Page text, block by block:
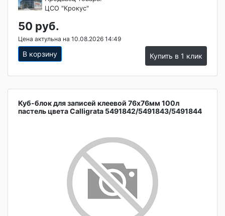
ЦСО "Крокус"
50 руб.
Цена актульна на 10.08.2026 14:49
В корзину Купить в 1 клик
Куб-блок для записей клеевой 76х76мм 100л
пастель цвета Calligrata 5491842/5491843/5491844